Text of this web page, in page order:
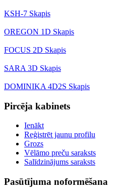
KSH-7 Skapis
OREGON 1D Skapis
FOCUS 2D Skapis
SARA 3D Skapis
DOMINIKA 4D2S Skapis
Pircēja kabinets
Ienākt
Reģistrēt jaunu profilu
Grozs
Vēlāmo preču saraksts
Salīdzinājums saraksts
Pasūtījuma noformēšana